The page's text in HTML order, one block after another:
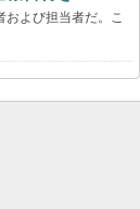
よび担当者だ。こ